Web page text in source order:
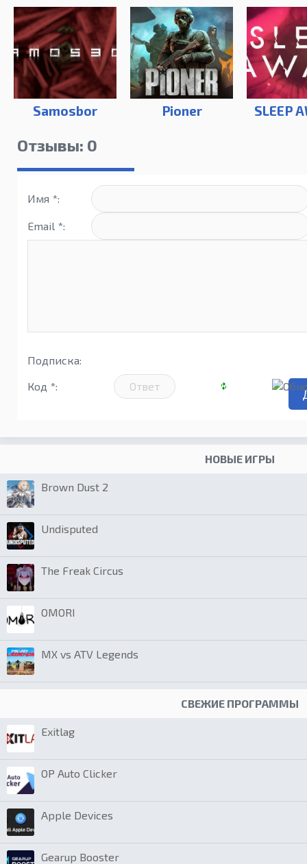
Samosbor Pioner SLEEP
Отзывы: 0
Имя *:
Email *:
Подписка:
Код *:
НОВЫЕ ИГРЫ
Brown Dust 2
Undisputed
The Freak Circus
OMORI
MX vs ATV Legends
СВЕЖИЕ ПРОГРАММЫ
Exitlag
OP Auto Clicker
Apple Devices
Gearup Booster